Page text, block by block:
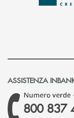
ASSISTENZA
800 837